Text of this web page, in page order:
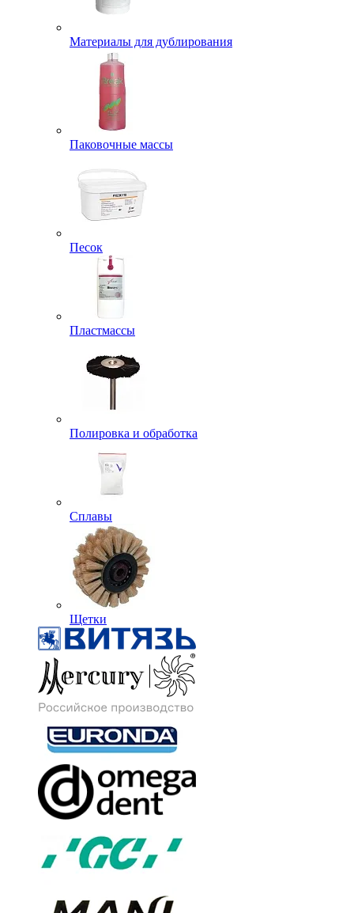
Материалы для дублирования
Паковочные массы
Песок
Пластмассы
Полировка и обработка
Сплавы
Щетки